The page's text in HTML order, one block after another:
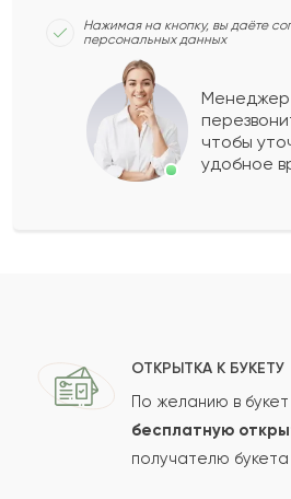
Нажимая на кнопку, вы даёте
персональных данных
Менеджер
чтобы
удобное
ОТКРЫТКА К БУКЕТУ
По желанию в
бесплатную
получателю